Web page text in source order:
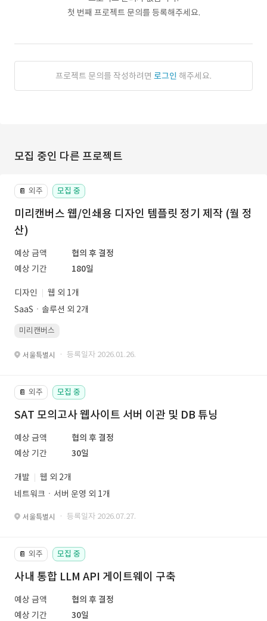
첫 번째 프로젝트 문의를 등록해주세요.
프로젝트 문의를 작성하려면 로그인 해주세요.
모집 중인 다른 프로젝트
📔 외주 모집 중
미리캔버스 웹/인쇄용 디자인 템플릿 정기 제작 (월 정
산)
예상 금액
협의 후 결정
예상 기간
180일
디자인
웹 외 1개
SaaSㆍ솔루션 외 2개
미리캔버스
서울특별시 · 등록일자 2026.01.26.
📔 외주 모집 중
SAT 모의고사 웹사이트 서버 이관 및 DB 튜닝
예상 금액
협의 후 결정
예상 기간
30일
개발
웹 외 2개
네트워크ㆍ서버 운영 외 1개
서울특별시 · 등록일자 2026.07.27.
📔 외주 모집 중
사내 통합 LLM API 게이트웨이 구축
예상 금액
협의 후 결정
예상 기간
30일